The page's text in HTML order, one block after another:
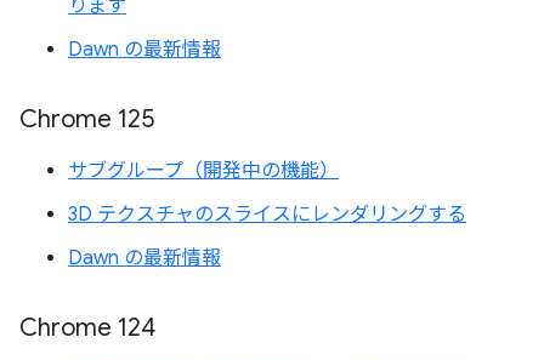
ります
Dawn の最新情報
Chrome 125
サブグループ（開発中の機能）
3D テクスチャのスライスにレンダリングする
Dawn の最新情報
Chrome 124